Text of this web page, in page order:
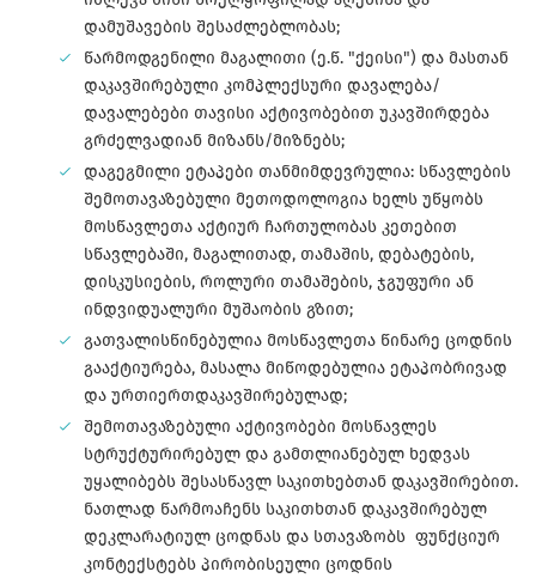
დამუშავების შესაძლებლობას;
წარმოდგენილი მაგალითი (ე.წ. "ქეისი") და მასთან
დაკავშირებული კომპლექსური დავალება/
დავალებები თავისი აქტივობებით უკავშირდება
გრძელვადიან მიზანს/მიზნებს;
დაგეგმილი ეტაპები თანმიმდევრულია: სწავლების
შემოთავაზებული მეთოდოლოგია ხელს უწყობს
მოსწავლეთა აქტიურ ჩართულობას კეთებით
სწავლებაში, მაგალითად, თამაშის, დებატების,
დისკუსიების, როლური თამაშების, ჯგუფური ან
ინდვიდუალური მუშაობის გზით;
გათვალისწინებულია მოსწავლეთა წინარე ცოდნის
გააქტიურება, მასალა მიწოდებულია ეტაპობრივად
და ურთიერთდაკავშირებულად;
შემოთავაზებული აქტივობები მოსწავლეს
სტრუქტურირებულ და გამთლიანებულ ხედვას
უყალიბებს შესასწავლ საკითხებთან დაკავშირებით.
ნათლად წარმოაჩენს საკითხთან დაკავშირებულ
დეკლარატიულ ცოდნას და სთავაზობს ფუნქციურ
კონტექსტებს პირობისეული ცოდნის